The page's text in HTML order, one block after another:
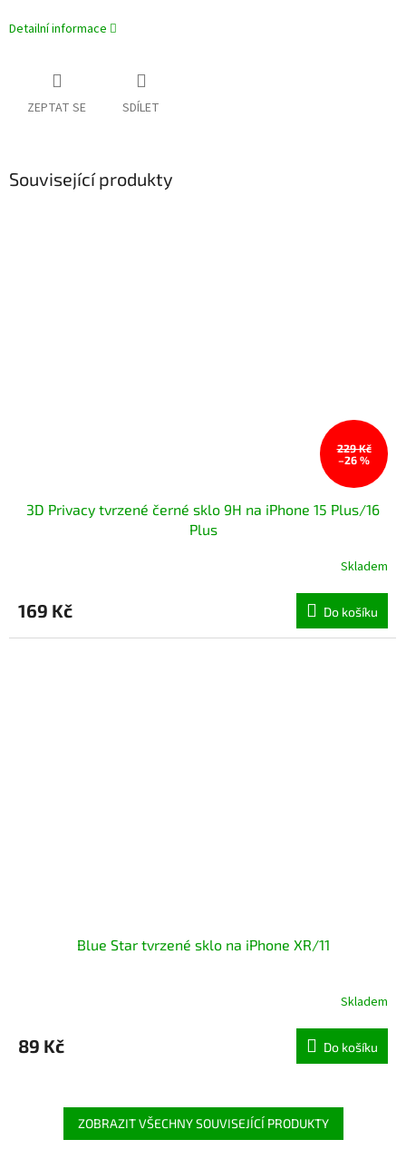
Detailní informace
ZEPTAT SE SDÍLET
Související produkty
229 Kč
–26 %
3D Privacy tvrzené černé sklo 9H na iPhone 15 Plus/16
Plus
Skladem
169 Kč Do košíku
Blue Star tvrzené sklo na iPhone XR/11
produktu
je
Skladem
89 Kč Do košíku
ZOBRAZIT VŠECHNY SOUVISEJÍCÍ PRODUKTY